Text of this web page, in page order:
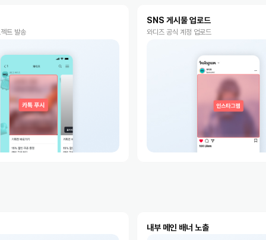
트 발송
SNS 게시물 업로드
와디즈 공식 계정 업로드
내부 메인 배너 노출